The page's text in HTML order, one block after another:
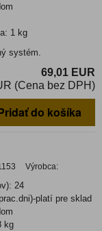
1 kg
systém.
69,01 EUR
(Cena bez DPH)
do košíka
Výrobca:
24
platí pre sklad
kg